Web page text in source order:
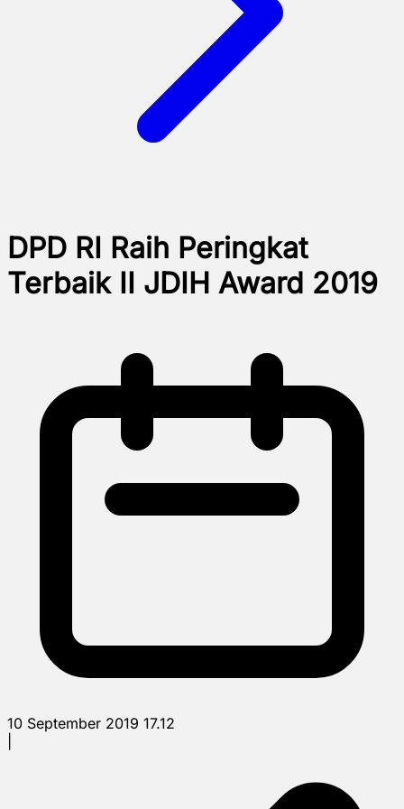
DPD RI Raih Peringkat
Terbaik II JDIH Award 2019
10 September 2019 17.12